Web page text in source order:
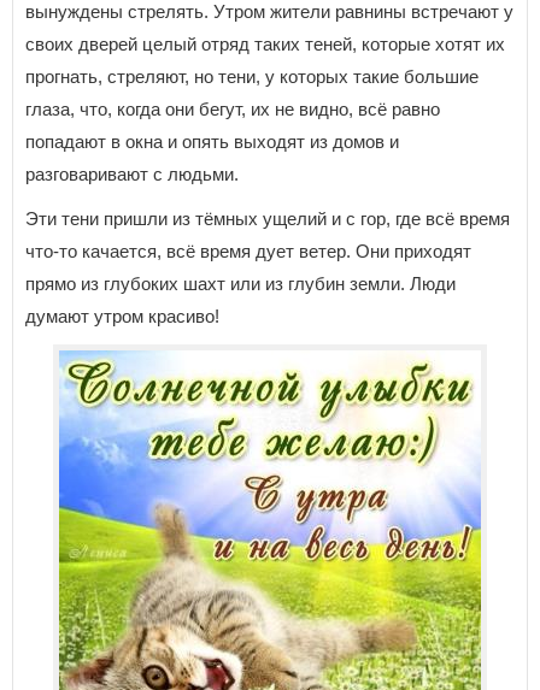
вынуждены стрелять. Утром жители равнины встречают у
своих дверей целый отряд таких теней, которые хотят их
прогнать, стреляют, но тени, у которых такие большие
глаза, что, когда они бегут, их не видно, всё равно
попадают в окна и опять выходят из домов и
разговаривают с людьми.
Эти тени пришли из тёмных ущелий и с гор, где всё время
что-то качается, всё время дует ветер. Они приходят
прямо из глубоких шахт или из глубин земли. Люди
думают утром красиво!